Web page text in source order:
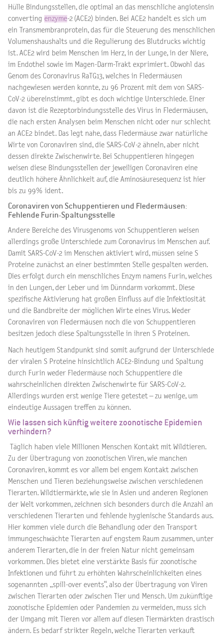
Hülle Bindungsstellen, die optimal an das menschliche angiotensin
converting enzyme-2 (ACE2) binden. Bei ACE2 handelt es sich um
ein Transmembranprotein, das für die Steuerung des menschlichen
Volumenshaushalts und die Regulierung des Blutdrucks wichtig
ist. ACE2 wird beim Menschen im Herz, in der Lunge, in der Niere,
im Endothel sowie im Magen-Darm-Trakt exprimiert. Obwohl das
Genom des Coronavirus RaTG13, welches in Fledermäusen
nachgewiesen werden konnte, zu 96 Prozent mit dem von SARS-
CoV-2 übereinstimmt, gibt es doch wichtige Unterschiede. Einer
davon ist die Rezeptorbindungsstelle des Virus in Fledermäusen,
die nach ersten Analysen beim Menschen nicht oder nur schlecht
an ACE2 bindet. Das legt nahe, dass Fledermäuse zwar natürliche
Wirte von Coronaviren sind, die SARS-CoV-2 ähneln, aber nicht
dessen direkte Zwischenwirte. Bei Schuppentieren hingegen
weisen diese Bindungsstellen der jeweiligen Coronaviren eine
deutlich höhere Ähnlichkeit auf, die Aminosäuresequenz ist hier
bis zu 99% ident.
Coronaviren von Schuppentieren und Fledermäusen:
Fehlende Furin-Spaltungsstelle
Andere Bereiche des Virusgenoms von Schuppentieren weisen
allerdings große Unterschiede zum Coronavirus im Menschen auf.
Damit SARS-CoV-2 im Menschen aktiviert wird, müssen seine S
Proteine zunächst an einer bestimmten Stelle gespalten werden.
Dies erfolgt durch ein menschliches Enzym namens Furin, welches
in den Lungen, der Leber und im Dünndarm vorkommt. Diese
spezifische Aktivierung hat großen Einfluss auf die Infektiosität
und die Bandbreite der möglichen Wirte eines Virus. Weder
Coronaviren von Fledermäusen noch die von Schuppentieren
besitzen jedoch diese Spaltungsstelle in ihren S Proteinen.
Nach heutigem Standpunkt sind somit aufgrund der Unterschiede
der viralen S Proteine hinsichtlich ACE2-Bindung und Spaltung
durch Furin weder Fledermäuse noch Schuppentiere die
wahrscheinlichen direkten Zwischenwirte für SARS-CoV-2.
Allerdings wurden erst wenige Tiere getestet – zu wenige, um
eindeutige Aussagen treffen zu können.
Wie lassen sich künftig weitere zoonotische Epidemien
verhindern?
Täglich haben viele Millionen Menschen Kontakt mit Wildtieren.
Zu der Übertragung von zoonotischen Viren, wie manchen
Coronaviren, kommt es vor allem bei engem Kontakt zwischen
Menschen und Tieren beziehungsweise zwischen verschiedenen
Tierarten. Wildtiermärkte, wie sie in Asien und anderen Regionen
der Welt vorkommen, zeichnen sich besonders durch die Anzahl an
verschiedenen Tierarten und fehlende hygienische Standards aus.
Hier kommen viele durch die Behandlung oder den Transport
immungeschwächte Tierarten auf engstem Raum zusammen, unter
anderem Tierarten, die in der freien Natur nicht gemeinsam
vorkommen. Dies bietet eine verstärkte Basis für zoonotische
Infektionen und führt zu erhöhten Wahrscheinlichkeiten eines
sogenannten „spill-over events“, also der Übertragung von Viren
zwischen Tierarten oder zwischen Tier und Mensch. Um zukünftige
zoonotische Epidemien oder Pandemien zu vermeiden, muss sich
der Umgang mit Tieren vor allem auf diesen Tiermärkten drastisch
ändern. Es bedarf strikter Regeln, welche Tierarten verkauft